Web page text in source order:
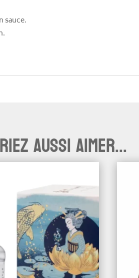
sauce.
aussi aimer...